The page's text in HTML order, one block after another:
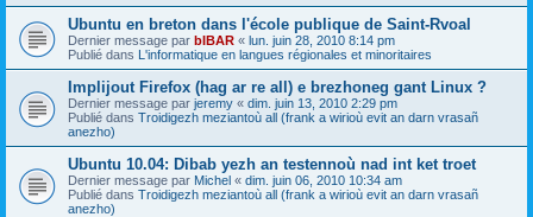
Ubuntu en breton dans l'école publique de Saint-Rvoal
Dernier message par bIBAR « lun. juin 28, 2010 8:14 pm
Publié dans L'informatique en langues régionales et minoritaires
Implijout Firefox (hag ar re all) e brezhoneg gant Linux ?
Dernier message par jeremy « dim. juin 13, 2010 2:29 pm
Publié dans Troidigezh meziantoù all (frank a wirioù evit an darn vrasañ
anezho)
Ubuntu 10.04: Dibab yezh an testennoù nad int ket troet
Dernier message par Michel « dim. juin 06, 2010 10:34 am
Publié dans Troidigezh meziantoù all (frank a wirioù evit an darn vrasañ
anezho)